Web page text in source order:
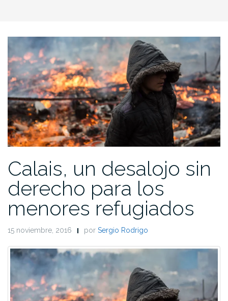
Calais, un desalojo sin
derecho para los
menores refugiados
15 noviembre, 2016 por Sergio Rodrigo